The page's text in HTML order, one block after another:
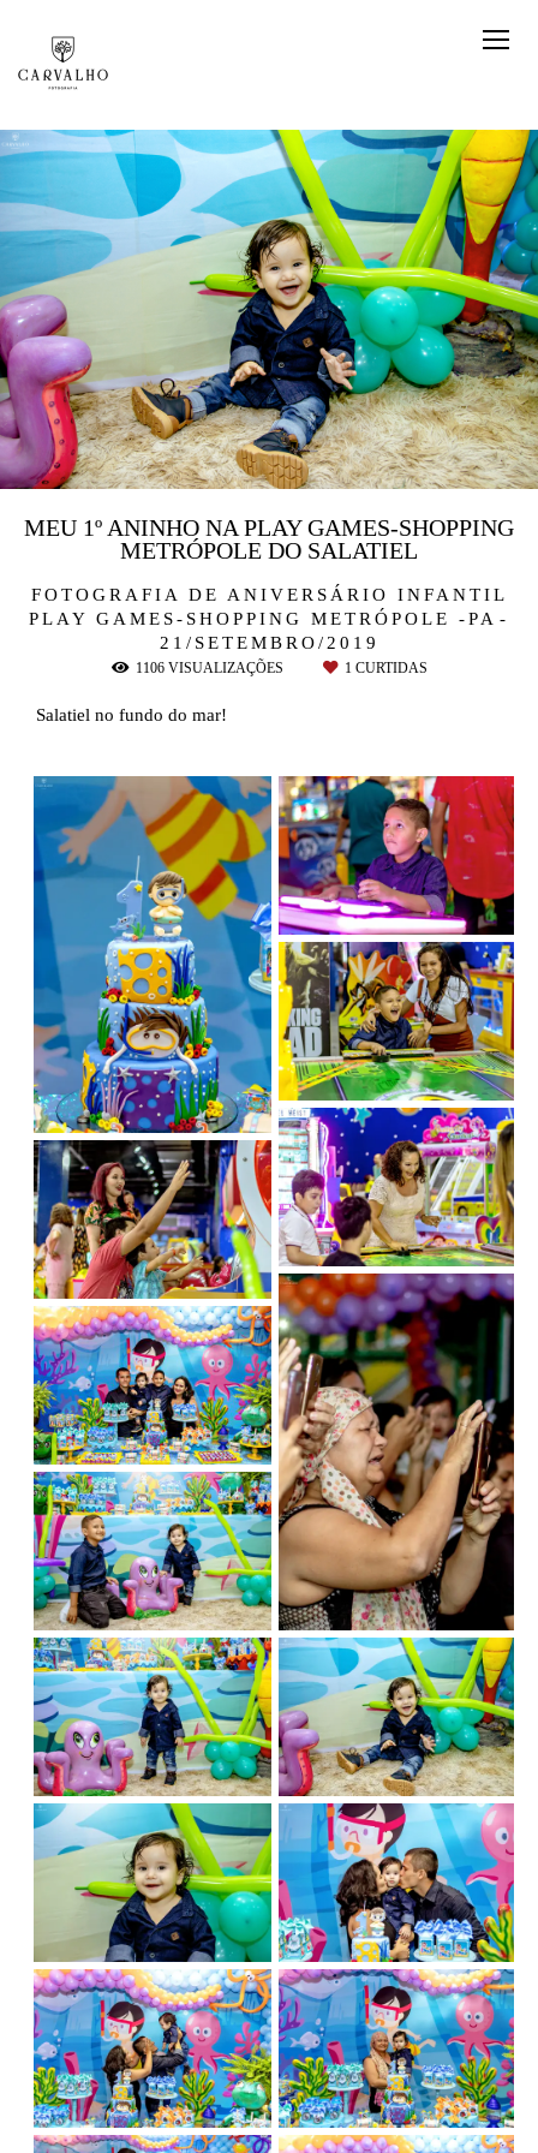
FOTOGRAFIA DE ANIVERSÁRIO INFANTIL
PLAY GAMES-SHOPPING METRÓPOLE -PA
21/SETEMBRO/2019
MEU 1º ANINHO NA PLAY GAMES-SHOPPING
METRÓPOLE DO SALATIEL
1106VISUALIZAÇÕES 1 CURTIDAS
Salatiel no fundo do mar!